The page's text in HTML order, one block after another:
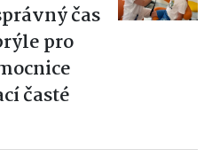
čas
pro
časté